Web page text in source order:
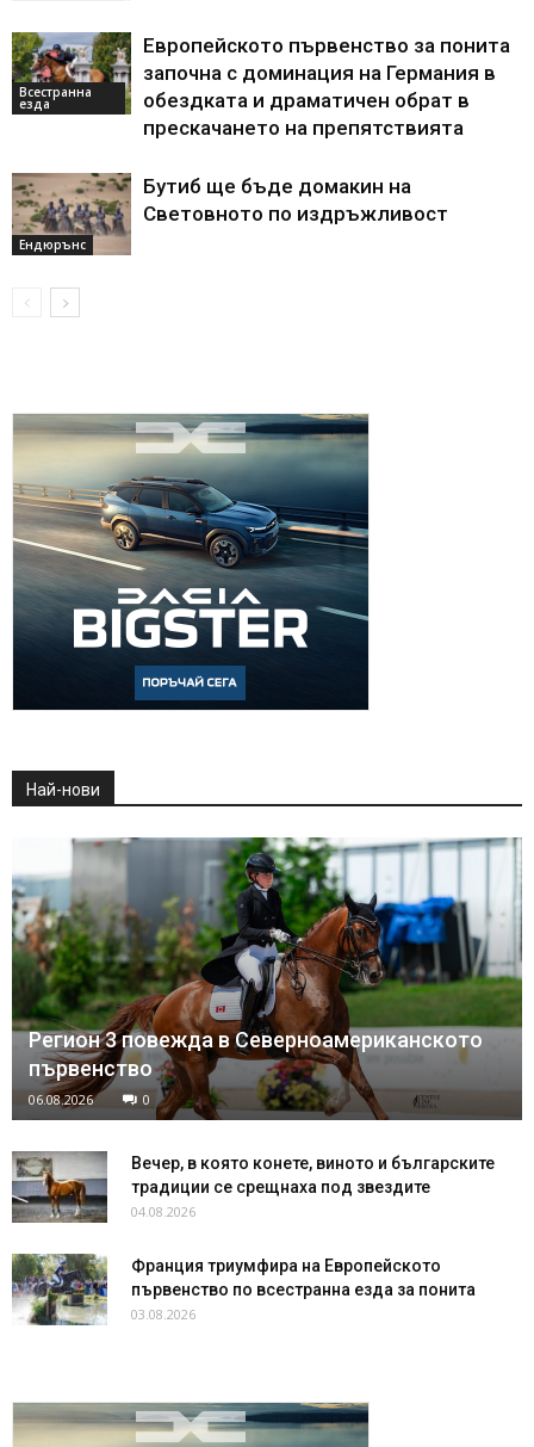
Всестранна
езда
Европейското първенство за понита
започна с доминация на Германия в
обездката и драматичен обрат в
прескачането на препятствията
Ендюрънс
Бутиб ще бъде домакин на
Световното по издръжливост
Най-нови
Регион 3 повежда в Северноамериканското
първенство
06.08.2026 0
Вечер, в която конете, виното и българските
традиции се срещнаха под звездите
04.08.2026
Франция триумфира на Европейското
първенство по всестранна езда за понита
03.08.2026